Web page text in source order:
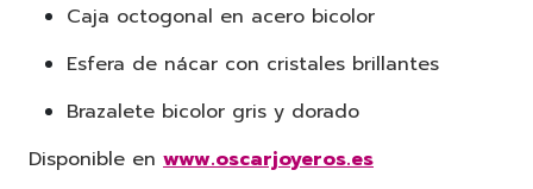
Caja octogonal en acero bicolor
Esfera de nácar con cristales brillantes
Brazalete bicolor gris y dorado
Disponible en www.oscarjoyeros.es